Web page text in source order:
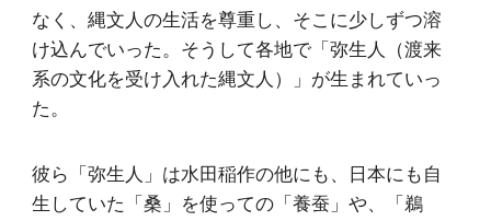
なく、縄文人の生活を尊重し、そこに少しずつ溶
け込んでいった。そうして各地で「弥生人（渡来
系の文化を受け入れた縄文人）」が生まれていっ
た。
彼ら「弥生人」は水田稲作の他にも、日本にも自
生していた「桑」を使っての「養蚕」や、「鵜